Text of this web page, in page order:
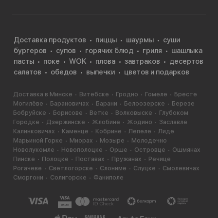
Стоит отметить, что особую известность наггетсы
стали приобретать лишь с 80-х годов прошлого века
— именно в это время ChickenMcNuggetsпоявились в
сети McDonalds.
Как кушать наггетсы? В качестве закуски или как
второе блюдо. А на гарнир хорошо подойдёт
овощной салат.
Доставка продуктов пиццы шаурмы
суши
бургеров
супов горячих блюд гриля
шашлыка
пасты
поке WOK плова завтраков
десертов
салатов
обедов выпечки цветов и подарков
Доставка в Минске Витебске Гродно Гомеле
Бресте
Могилёве
Барановичах Барани Белоозерске
Березе
Бобруйске
Борисове Ветке Волковыске
Глубоком
Городке
Дзержинске Жлобине Жодино
Заславле
Калинковичах
Каменце Кобрине Лепеле
Лиде
Марьиной Горке
Миорах Мозыре
Молодечно
Новолукомле
Новополоцке Орше Островце
Ошмянах
Пинске
Полоцке Поставах Пружанах
Речице
Рогачеве
Светлогорске Слониме Слуцке
Смолевичах
Сморгони
Солигорске Фаниполе